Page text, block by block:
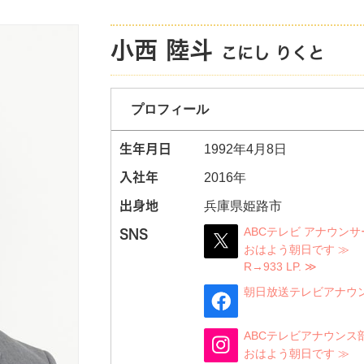
小西 陸斗 こにし りくと
プロフィール
生年月日 1992年4月8日
入社年 2016年
出身地 兵庫県姫路市
SNS
ABCテレビ アナウンサ
おはよう朝日です
R→933 LP.
朝日放送テレビアナウ
ABCテレビアナウンス
おはよう朝日です